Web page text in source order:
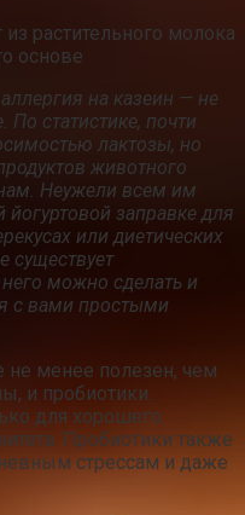
на казеин — не
По статистике, почти
лактозы, но
животного
Неужели всем им
йогуртовой заправке для
или диетических
существует
можно сделать и
с вами простыми
не менее полезен, чем
и пробиотики.
для хорошего
Пробиотики также
стрессам и даже